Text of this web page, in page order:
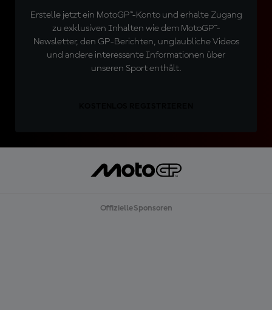
Erstelle jetzt ein MotoGP™-Konto und erhalte Zugang
zu exklusiven Inhalten wie dem MotoGP™-
Newsletter, den GP-Berichten, unglaubliche Videos
und andere interessante Informationen über
unseren Sport enthält.
Offizielle Sponsoren